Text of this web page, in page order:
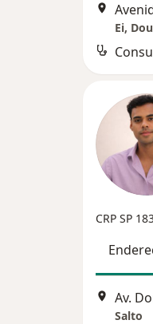
Ei,
CRP SP
Av.
Salto